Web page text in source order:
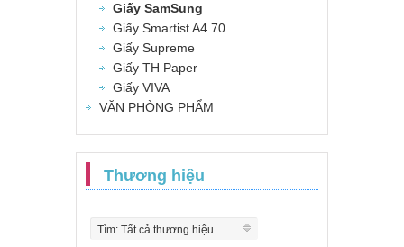
Giấy SamSung
Giấy Smartist A4 70
Giấy Supreme
Giấy TH Paper
Giấy VIVA
VĂN PHÒNG PHẨM
Thương hiệu
Tìm: Tất cả thương hiệu